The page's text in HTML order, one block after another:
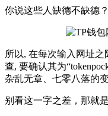
你说这些人缺德不缺德？
所以, 在每次输入网址
查, 要确认其为
杂乱无章、七零八落的变
别看这一字之差，那就